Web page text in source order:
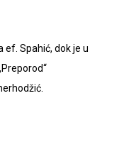
Spahić, dok je u